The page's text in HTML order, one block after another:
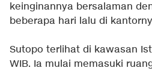
keinginannya bersalaman
beberapa hari lalu di
Sutopo terlihat di kawasan
WIB. Ia mulai memasuki